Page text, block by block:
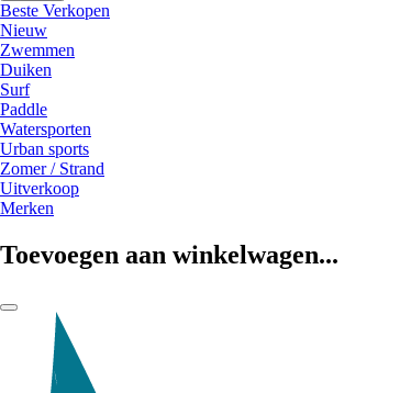
Beste Verkopen
Nieuw
Zwemmen
Duiken
Surf
Paddle
Watersporten
Urban sports
Zomer / Strand
Uitverkoop
Merken
Toevoegen aan winkelwagen...